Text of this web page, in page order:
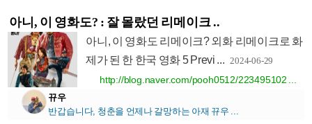
아니, 이 영화도? : 잘 몰랐던 리메이크 ..
아니, 이 영화도 리메이크? 외화 리메이크로 화
제가 된 한 한국 영화 5 Previ ... 2024-06-29
http://blog.naver.com/pooh0512/223495102 ...
뀨우
반갑습니다, 청춘을 언제나 갈망하는 아재 뀨우 ...